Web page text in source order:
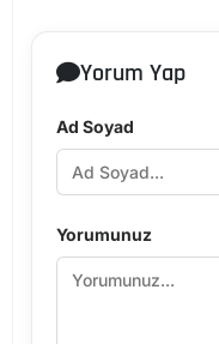
Yorum Yap
Ad Soyad
Yorumunuz